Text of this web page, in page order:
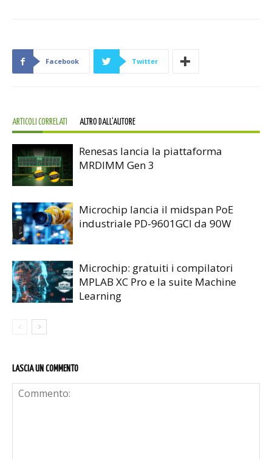
Facebook Twitter
ARTICOLI CORRELATI ALTRO DALL'AUTORE
Renesas lancia la piattaforma
MRDIMM Gen 3
Microchip lancia il midspan PoE
industriale PD-9601GCI da 90W
Microchip: gratuiti i compilatori
MPLAB XC Pro e la suite Machine
Learning
LASCIA UN COMMENTO